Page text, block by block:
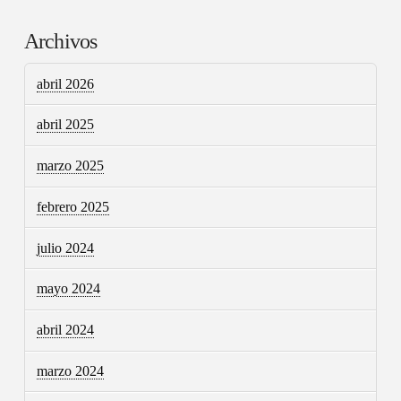
Archivos
abril 2026
abril 2025
marzo 2025
febrero 2025
julio 2024
mayo 2024
abril 2024
marzo 2024